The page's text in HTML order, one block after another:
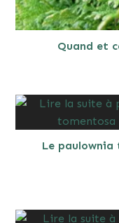
Quand et
Le paulownia